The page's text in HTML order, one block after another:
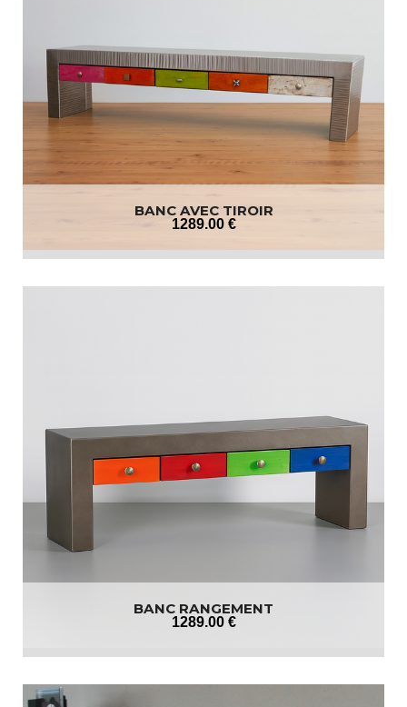
BANC AVEC TIROIR
1289.00 €
BANC RANGEMENT
1289.00 €